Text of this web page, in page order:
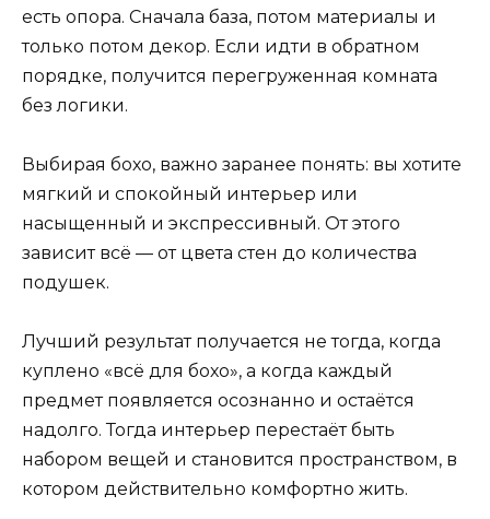
есть опора. Сначала база, потом материалы и
только потом декор. Если идти в обратном
порядке, получится перегруженная комната
без логики.
Выбирая бохо, важно заранее понять: вы хотите
мягкий и спокойный интерьер или
насыщенный и экспрессивный. От этого
зависит всё — от цвета стен до количества
подушек.
Лучший результат получается не тогда, когда
куплено «всё для бохо», а когда каждый
предмет появляется осознанно и остаётся
надолго. Тогда интерьер перестаёт быть
набором вещей и становится пространством, в
котором действительно комфортно жить.